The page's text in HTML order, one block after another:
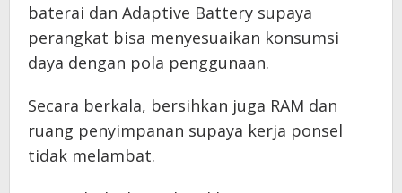
baterai dan Adaptive Battery supaya
perangkat bisa menyesuaikan konsumsi
daya dengan pola penggunaan.
Secara berkala, bersihkan juga RAM dan
ruang penyimpanan supaya kerja ponsel
tidak melambat.